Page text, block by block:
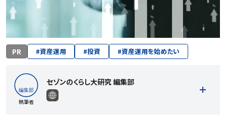
PR #資産運用 #投資 #資産運用を始めたい
執筆者
セゾンのくらし大研究 編集部